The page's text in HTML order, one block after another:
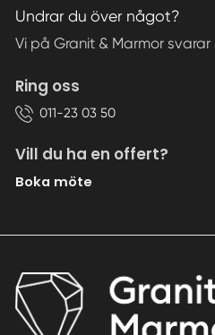
Undrar du över något?
Vi på Granit & Marmor
Ring oss
011-23 03 50
Vill du ha en offert?
Boka möte